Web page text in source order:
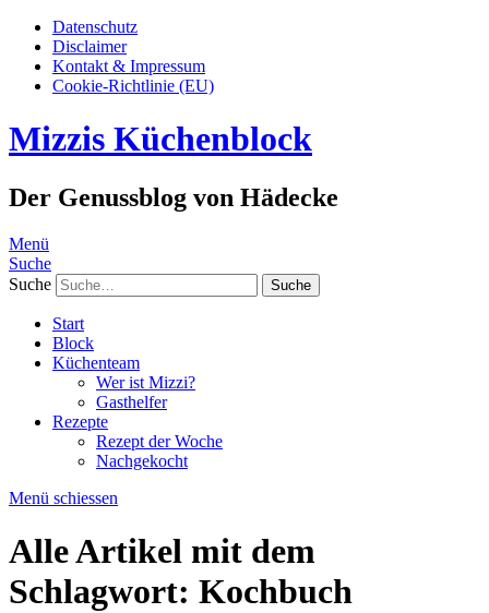
Datenschutz
Disclaimer
Kontakt & Impressum
Cookie-Richtlinie (EU)
Mizzis Küchenblock
Der Genussblog von Hädecke
Menü
Suche
Suche
Start
Block
Küchenteam
Wer ist Mizzi?
Gasthelfer
Rezepte
Rezept der Woche
Nachgekocht
Menü schiessen
Alle Artikel mit dem
Schlagwort: Kochbuch